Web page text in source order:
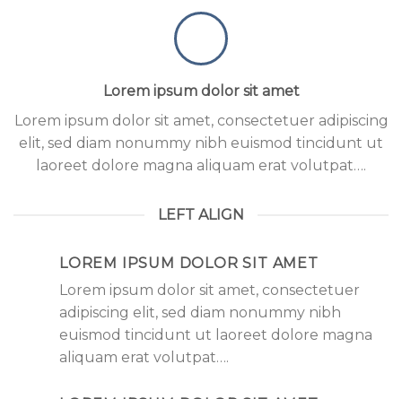
Lorem ipsum dolor sit amet
Lorem ipsum dolor sit amet, consectetuer adipiscing
elit, sed diam nonummy nibh euismod tincidunt ut
laoreet dolore magna aliquam erat volutpat….
LEFT ALIGN
LOREM IPSUM DOLOR SIT AMET
Lorem ipsum dolor sit amet, consectetuer
adipiscing elit, sed diam nonummy nibh
euismod tincidunt ut laoreet dolore magna
aliquam erat volutpat….